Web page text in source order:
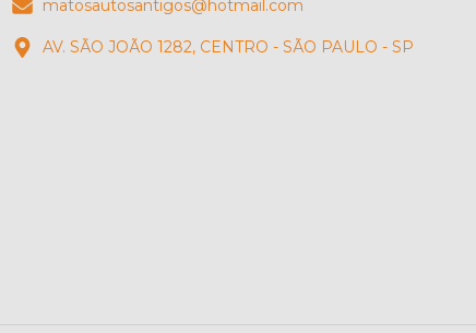
matosautosantigos@hotmail.com
AV. SÃO JOÃO 1282, CENTRO - SÃO PAULO - SP